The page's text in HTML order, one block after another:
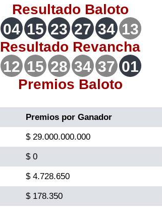
Resultado Baloto
04 15 23 27 34 13
Resultado Revancha
12 15 28 34 37 01
Premios Baloto
Premios por Ganador
$ 29.000.000.000
$ 0
$ 4.728.650
$ 178.350